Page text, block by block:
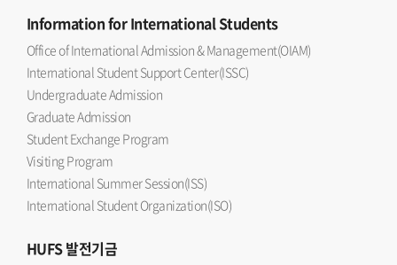
Informationfor International Students
Office of International Admission & Management(OIAM)
International Student Support Center(ISSC)
Undergraduate Admission
Graduate Admission
Student Exchange Program
Visiting Program
International Summer Session(ISS)
International Student Organization(ISO)
HUFS발전기금